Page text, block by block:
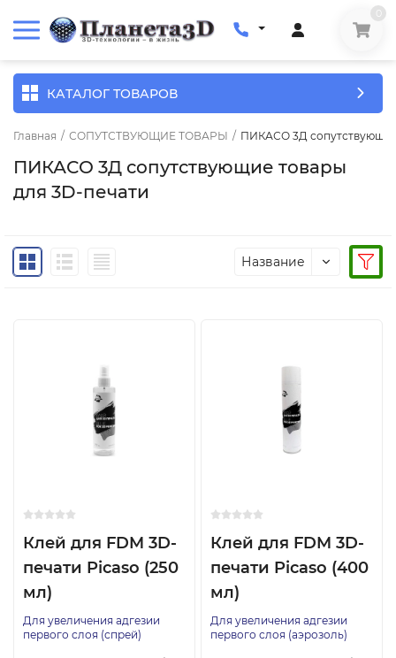
КАТАЛОГ ТОВАРОВ
Главная / СОПУТСТВУЮЩИЕ ТОВАРЫ / ПИКАСО 3Д
ПИКАСО 3Д сопутствующие товары
для 3D-печати
Название
Клей для FDM 3D-
печати Picaso (250
мл)
Для увеличения адгезии
первого слоя (спрей)
Клей для FDM 3D-
печати Picaso (400
мл)
Для увеличения адгезии
первого слоя (аэрозоль)